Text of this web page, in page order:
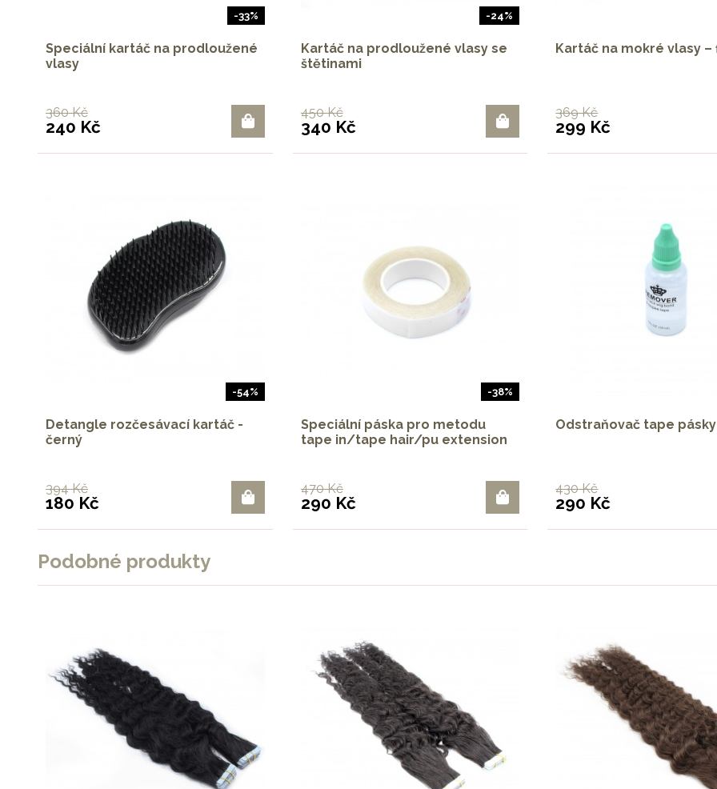
-33%
Speciální kartáč na prodloužené
vlasy
360 Kč
240 Kč
-24%
Kartáč na prodloužené vlasy se
štětinami
450 Kč
340 Kč
Kartáč na mokré vlasy –
369 Kč
299 Kč
-54%
Detangle rozčesávací kartáč -
černý
394 Kč
180 Kč
-38%
Speciální páska pro metodu
tape in/tape hair/pu extension
470 Kč
290 Kč
Odstraňovač tape pásky
430 Kč
290 Kč
Podobné produkty